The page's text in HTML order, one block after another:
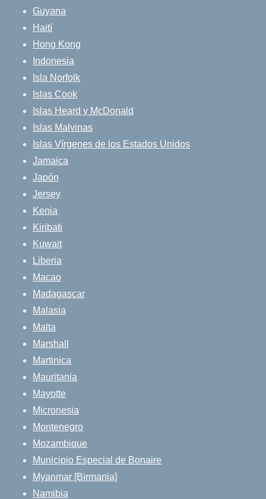
Guyana
Haití
Hong Kong
Indonesia
Isla Norfolk
Islas Cook
Islas Heard y McDonald
Islas Malvinas
Islas Vírgenes de los Estados Unidos
Jamaica
Japón
Jersey
Kenia
Kiribati
Kuwait
Liberia
Macao
Madagascar
Malasia
Malta
Marshall
Martinica
Mauritania
Mayotte
Micronesia
Montenegro
Mozambique
Municipio Especial de Bonaire
Myanmar [Birmania]
Namibia